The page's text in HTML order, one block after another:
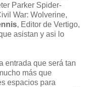
Parker Spider-
War: Wolverine,
, Editor de Vertigo,
asistan y asi lo
entrada que será tan
más que
espacios para